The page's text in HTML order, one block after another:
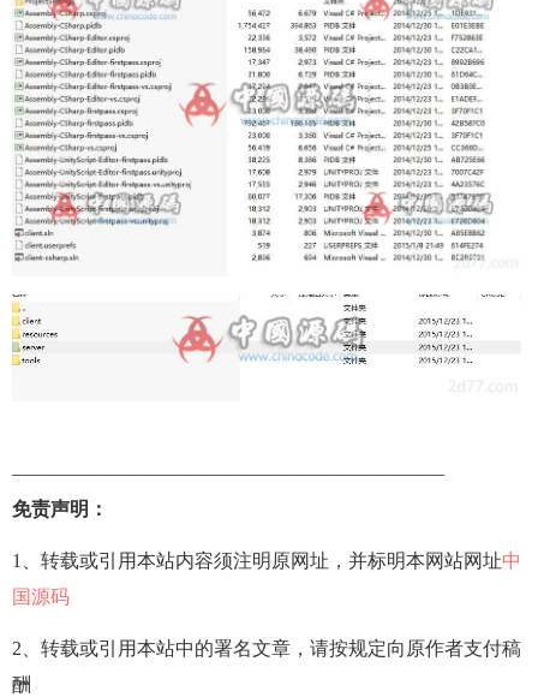
——————————————————————–
免责声明：
1、转载或引用本站内容须注明原网址，并标明本网站网址中
国源码
2、转载或引用本站中的署名文章，请按规定向原作者支付稿
酬